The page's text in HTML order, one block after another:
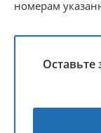
номерам
Оставьте